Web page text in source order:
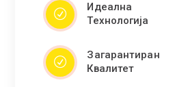
Идеална
Технологија
Загарантиран
Квалитет